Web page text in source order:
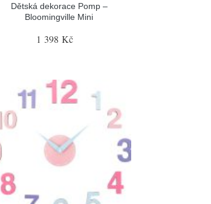
Dětská dekorace Pomp –
Bloomingville Mini
1 398 Kč